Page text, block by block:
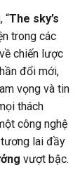
“The sky’s
trong các
chiến lược
đổi mới,
vọng và tin
thách
công nghệ
lai đầy
vượt bậc.